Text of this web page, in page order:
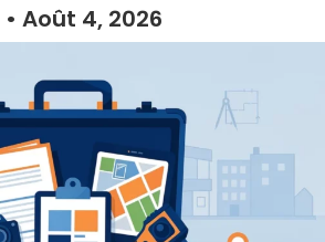
Août 4, 2026